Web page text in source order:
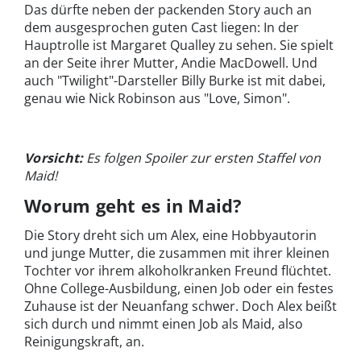
Das dürfte neben der packenden Story auch an
dem ausgesprochen guten Cast liegen: In der
Hauptrolle ist Margaret Qualley zu sehen. Sie spielt
an der Seite ihrer Mutter, Andie MacDowell. Und
auch "Twilight"-Darsteller Billy Burke ist mit dabei,
genau wie Nick Robinson aus "Love, Simon".
Vorsicht:Es folgen Spoiler zur ersten Staffel von
Maid!
Worum geht es in Maid?
Die Story dreht sich um Alex, eine Hobbyautorin
und junge Mutter, die zusammen mit ihrer kleinen
Tochter vor ihrem alkoholkranken Freund flüchtet.
Ohne College-Ausbildung, einen Job oder ein festes
Zuhause ist der Neuanfang schwer. Doch Alex beißt
sich durch und nimmt einen Job als Maid, also
Reinigungskraft, an.